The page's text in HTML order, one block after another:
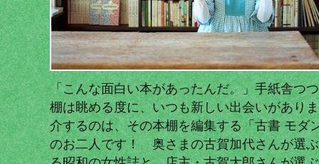
「こんな面白い本があったんだ。」手紙舎つ
棚は眺める度に、いつも新しい出会いがあり
介するのは、その本棚を編集する「古書 モダ
のお二人です！ 奥さまの古賀加代さんが選